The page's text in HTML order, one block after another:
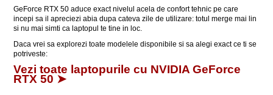
GeForce RTX 50 aduce exact nivelul acela de confort tehnic pe care
incepi sa il apreciezi abia dupa cateva zile de utilizare: totul merge mai lin
si nu mai simti ca laptopul te tine in loc.
Daca vrei sa explorezi toate modelele disponibile si sa alegi exact ce ti se
potriveste:
Vezi toate laptopurile cu NVIDIA GeForce
RTX 50 ➤